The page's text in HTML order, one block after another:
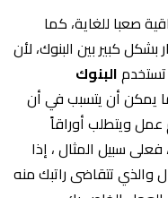
صعبا للغاية، كما
كبير بين البنوك، لأن
البنوك
يمكن أن يتسبب في أن
عمل ويتطلب أوراقاً
سبيل المثال ، إذا
تتقاضى راتبك منه